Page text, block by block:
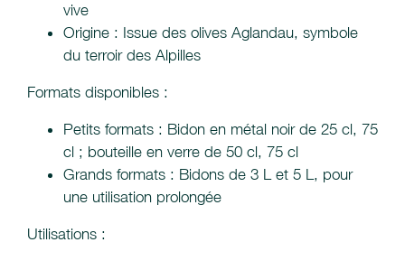
vive
Origine : Issue des olives Aglandau, symbole
du terroir des Alpilles
Formats disponibles :
Petits formats : Bidon en métal noir de 25 cl, 75
cl ; bouteille en verre de 50 cl, 75 cl
Grands formats : Bidons de 3 L et 5 L, pour
une utilisation prolongée
Utilisations :